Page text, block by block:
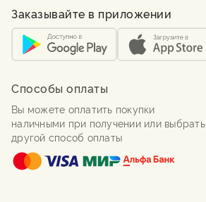
Заказывайте в приложении
Способы оплаты
Вы можете оплатить покупки
наличными при получении или выбрать
другой способ оплаты